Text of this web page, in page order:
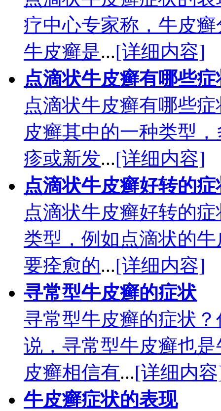
疗中心专家称，牛皮
牛皮癣是...[详细内容]
点滴状牛皮癣有哪些症
点滴状牛皮癣有哪些
皮癣其中的一种类型
疹或新发...[详细内容]
点滴状牛皮癣好转的症
点滴状牛皮癣好转的
类型，例如点滴状的
要痊愈的...[详细内容]
寻常型牛皮癣的症状
寻常型牛皮癣的症状
说，寻常型牛皮癣也
皮癣相信有...[详细内
牛皮癣症状的表现